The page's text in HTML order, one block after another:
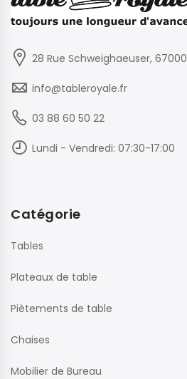
28 Rue Schweighaeuser, 67000
info@tableroyale.fr
03 88 60 50 22
Lundi - Vendredi: 07:30-17:00
Catégorie
Tables
Plateaux de table
Piètements de table
Chaises
Mobilier de Bureau